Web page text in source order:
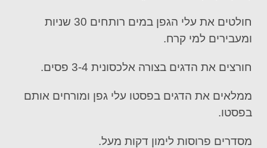
חולטים את עלי הגפן במים רותחים 30 שניות
ומעבירים למי קרח.
חורצים את הדגים בצורה אלכסונית 3-4 פסים.
ממלאים את הדגים בפסטו עלי גפן ומורחים אותם
בפסטו.
מסדרים פרוסות לימון דקות מעל.